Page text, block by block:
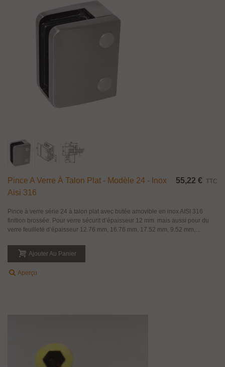
Pince A Verre À Talon Plat - Modèle 24 - Inox
Aisi 316
55,22 € TTC
Pince à verre série 24 à talon plat avec butée amovible en inox AISI 316
finition brossée. Pour verre sécurit d’épaisseur 12 mm mais aussi pour du
verre feuilleté d’épaisseur 12.76 mm, 16.76 mm, 17.52 mm, 9.52 mm,...
Ajouter Au Panier
Aperçu